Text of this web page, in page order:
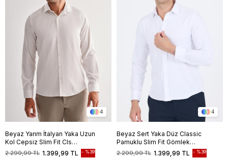
4
Beyaz Yarım İtalyan Yaka Uzun
Kol Cepsiz Slim Fit Cls
Gömlek 1004255174
1.399,99 TL
2.299,99 TL %39
4
Beyaz Sert Yaka Düz Classic
Pamuklu Slim Fit Gömlek
1004250214 1.399,99 TL
2.299,99 TL %39